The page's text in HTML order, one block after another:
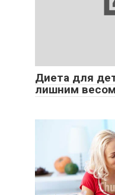
Диета для
лишним